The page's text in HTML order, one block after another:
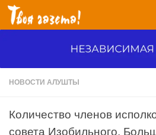
Перейти к содержимому
НОВОСТИ АЛУШТЫ
Количество членов
совета Изобильного,